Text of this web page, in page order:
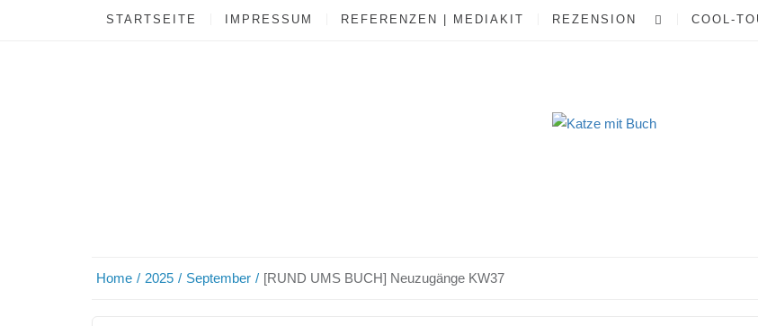
STARTSEITE IMPRESSUM REFERENZEN | MEDIAKIT REZENSION COOL-
Home 2025 September [RUND UMS BUCH] Neuzugänge KW37